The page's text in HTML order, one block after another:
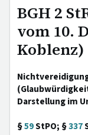
BGH 2
vom 10.
Koblenz)
Darstellung im
§59StPO; §337